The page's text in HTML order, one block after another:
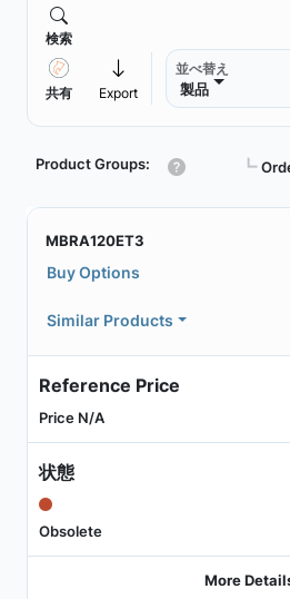
検索
共有 Export
並べ替え
製品
Product Groups: ┗
MBRA120ET3
Buy Options
Similar Products
Reference Price
Price N/A
状態
Obsolete
More